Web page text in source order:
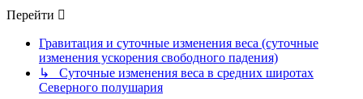
Перейти
Гравитация и суточные изменения веса (суточные
изменения ускорения свободного падения)
↳ Суточные изменения веса в средних широтах
Северного полушария